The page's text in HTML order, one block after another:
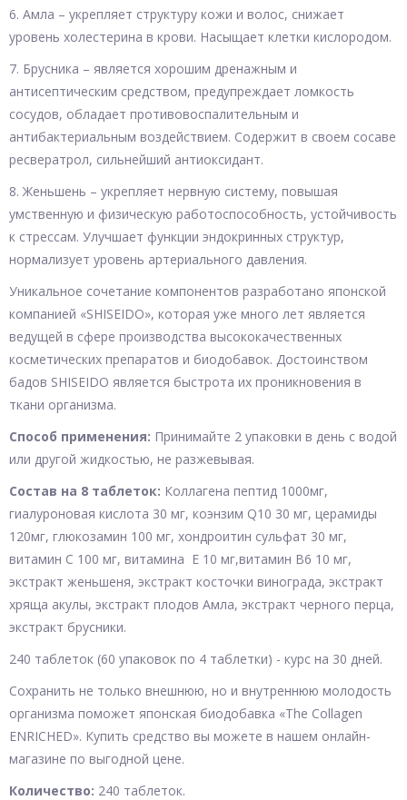
6. Амла – укрепляет структуру кожи и волос, снижает
уровень холестерина в крови. Насыщает клетки кислородом.
7. Брусника – является хорошим дренажным и
антисептическим средством, предупреждает ломкость
сосудов, обладает противовоспалительным и
антибактериальным воздействием. Содержит в своем сосаве
ресвератрол, сильнейший антиоксидант.
8. Женьшень – укрепляет нервную систему, повышая
умственную и физическую работоспособность, устойчивость
к стрессам. Улучшает функции эндокринных структур,
нормализует уровень артериального давления.
Уникальное сочетание компонентов разработано японской
компанией «SHISEIDO», которая уже много лет является
ведущей в сфере производства высококачественных
косметических препаратов и биодобавок. Достоинством
бадов SHISEIDO является быстрота их проникновения в
ткани организма.
Способ применения: Принимайте 2 упаковки в день с водой
или другой жидкостью, не разжевывая.
Cостав на 8 таблеток: Коллагена пептид 1000мг,
гиалуроновая кислота 30 мг, коэнзим Q10 30 мг, церамиды
120мг, глюкозамин 100 мг, хондроитин сульфат 30 мг,
витамин С 100 мг, витамина Е 10 мг,витамин B6 10 мг,
экстракт женьшеня, экстракт косточки винограда, экстракт
хряща акулы, экстракт плодов Амла, экстракт черного перца,
экстракт брусники.
240 таблеток (60 упаковок по 4 таблетки) - курс на 30 дней.
Сохранить не только внешнюю, но и внутреннюю молодость
организма поможет японская биодобавка «The Collagen
ENRICHED». Купить средство вы можете в нашем онлайн-
магазине по выгодной цене.
Количество: 240 таблеток.